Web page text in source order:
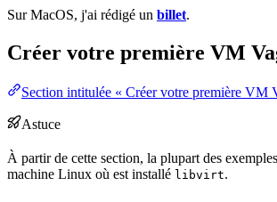
Sur MacOS, j'ai rédigé un billet.
Créer votre première VM
Section intitulée « Créer votre première VM
Astuce
À partir de cette section, la plupart des
machine Linux où est installé libvirt.